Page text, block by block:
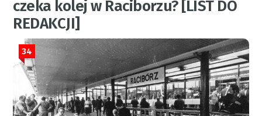
czeka kolej w Raciborzu? [LIST DO
REDAKCJI]
34